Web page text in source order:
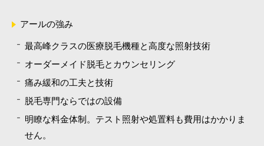
アールの強み
最高峰クラスの医療脱毛機種と高度な照射技術
オーダーメイド脱毛とカウンセリング
痛み緩和の工夫と技術
脱毛専門ならではの設備
明瞭な料金体制。テスト照射や処置料も費用はかかりま
せん。